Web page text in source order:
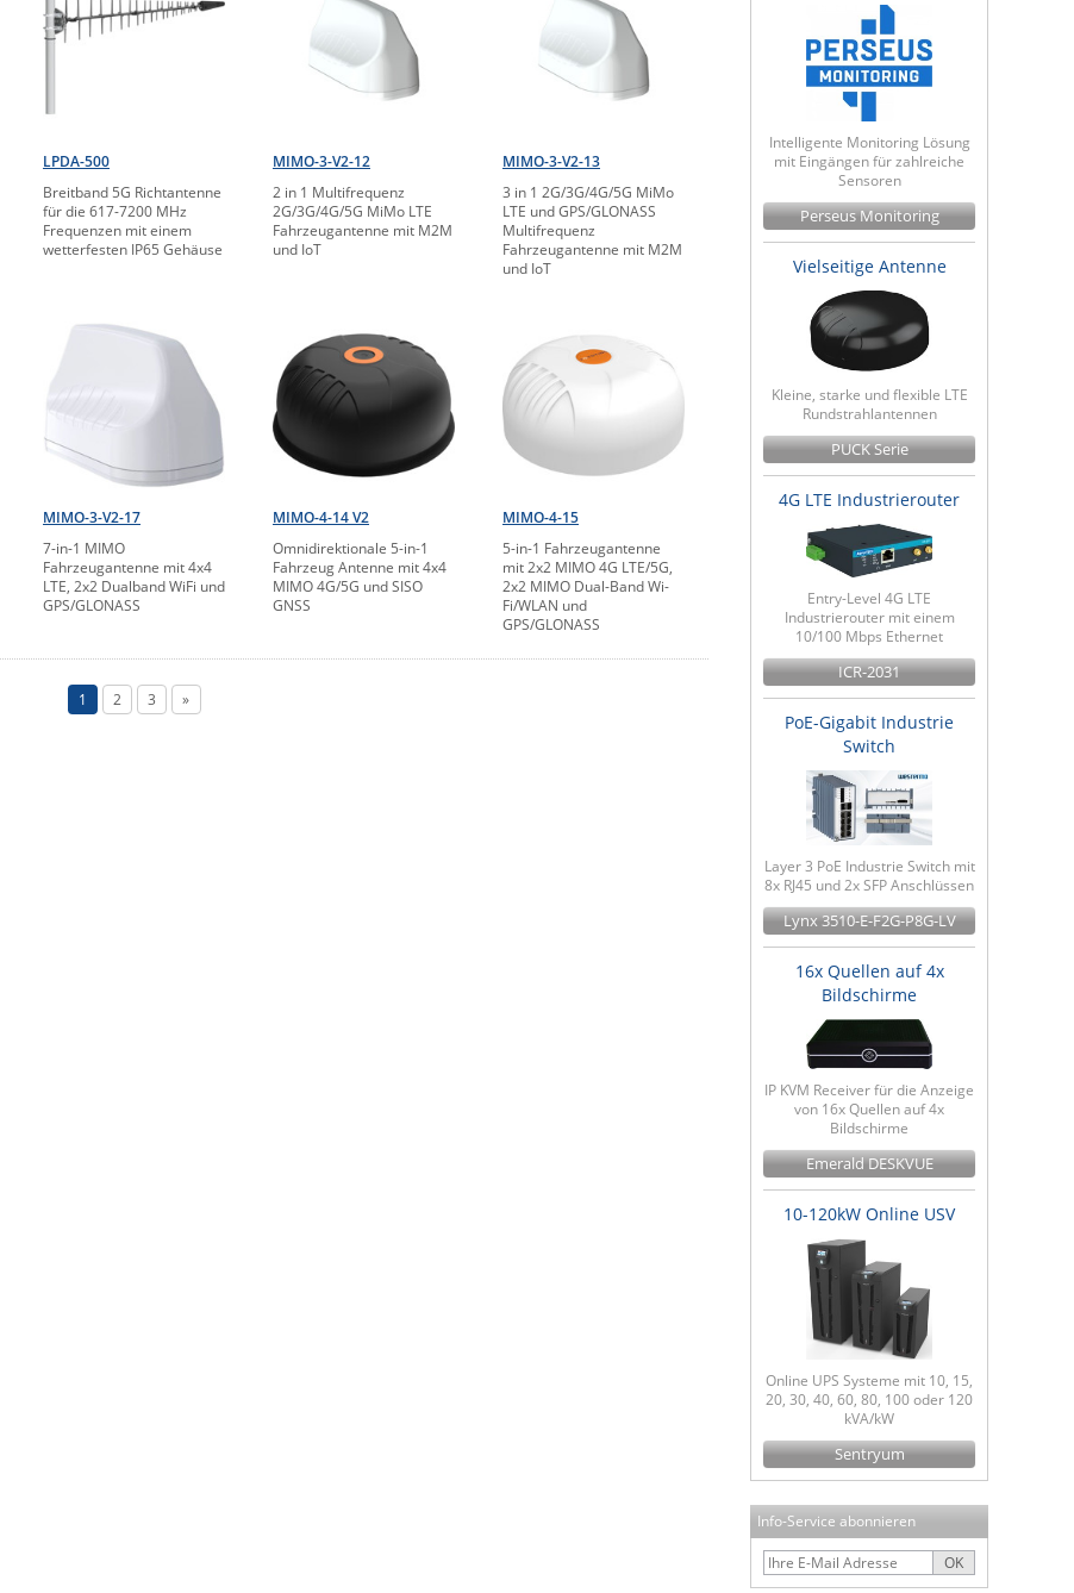
LPDA-500
Breitband 5G Richtantenne
für die 617-7200 MHz
Frequenzen mit einem
wetterfesten IP65 Gehäuse
MIMO-3-V2-12
2 in 1 Multifrequenz
2G/3G/4G/5G MiMo LTE
Fahrzeugantenne mit M2M
und IoT
MIMO-3-V2-13
3 in 1 2G/3G/4G/5G MiMo
LTE und GPS/GLONASS
Multifrequenz
Fahrzeugantenne mit M2M
und IoT
MIMO-3-V2-17
7-in-1 MIMO
Fahrzeugantenne mit 4x4
LTE, 2x2 Dualband WiFi und
GPS/GLONASS
MIMO-4-14 V2
Omnidirektionale 5-in-1
Fahrzeug Antenne mit 4x4
MIMO 4G/5G und SISO
GNSS
MIMO-4-15
5-in-1 Fahrzeugantenne
mit 2x2 MIMO 4G LTE/5G,
2x2 MIMO Dual-Band Wi-
Fi/WLAN und
GPS/GLONASS
1 2 3 »
Intelligente Monitoring Lösung
mit Eingängen für zahlreiche
Sensoren
Perseus Monitoring
Vielseitige Antenne
Kleine, starke und flexible LTE
Rundstrahlantennen
PUCK Serie
4G LTE Industrierouter
Entry-Level 4G LTE
Industrierouter mit einem
10/100 Mbps Ethernet
ICR-2031
PoE-Gigabit Industrie
Switch
Layer 3 PoE Industrie Switch mit
8x RJ45 und 2x SFP Anschlüssen
Lynx 3510-E-F2G-P8G-LV
16x Quellen auf 4x
Bildschirme
IP KVM Receiver für die Anzeige
von 16x Quellen auf 4x
Bildschirme
Emerald DESKVUE
10-120kW Online USV
Online UPS Systeme mit 10, 15,
20, 30, 40, 60, 80, 100 oder 120
kVA/kW
Sentryum
Info-Service abonnieren
OK